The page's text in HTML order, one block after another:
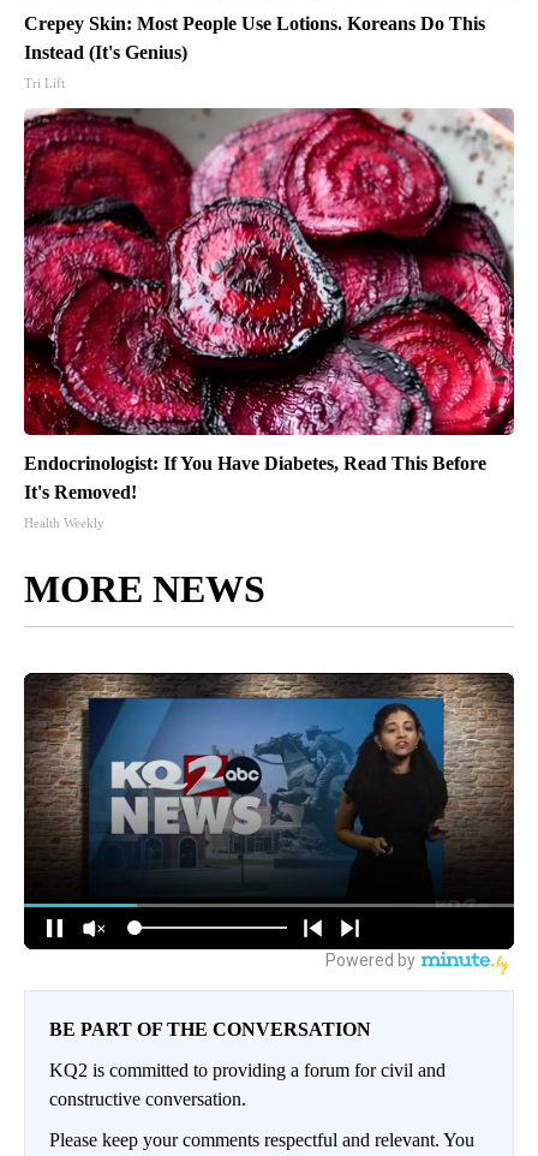
Crepey Skin: Most People Use Lotions. Koreans Do This
Instead (It's Genius)
Tri Lift
Endocrinologist: If You Have Diabetes, Read This Before
It's Removed!
Health Weekly
MORE NEWS
BE PART OF THE CONVERSATION
KQ2 is committed to providing a forum for civil and
constructive conversation.
Please keep your comments respectful and relevant. You